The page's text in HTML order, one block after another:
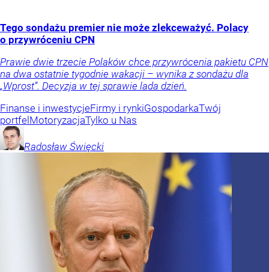
Tego sondażu premier nie może zlekceważyć. Polacy
o przywróceniu CPN
Prawie dwie trzecie Polaków chce przywrócenia pakietu CPN
na dwa ostatnie tygodnie wakacji – wynika z sondażu dla
„Wprost”. Decyzja w tej sprawie lada dzień.
Finanse i inwestycjeFirmy i rynkiGospodarkaTwój
portfelMotoryzacjaTylko u Nas
Radosław Święcki